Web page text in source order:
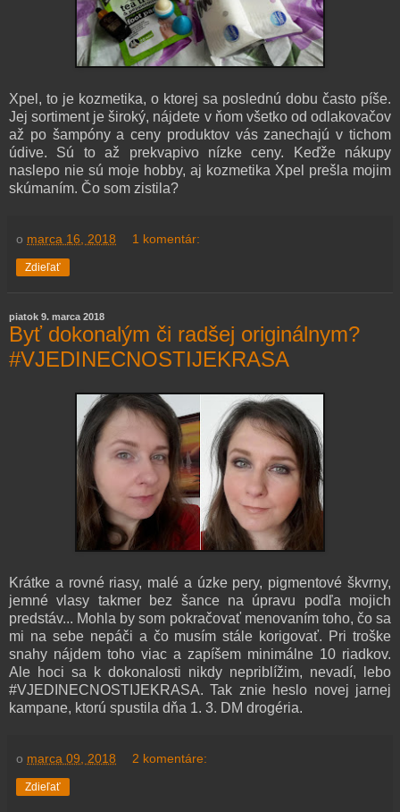
Xpel, to je kozmetika, o ktorej sa poslednú dobu často píše.
Jej sortiment je široký, nájdete v ňom všetko od odlakovačov
až po šampóny a ceny produktov vás zanechajú v tichom
údive. Sú to až prekvapivo nízke ceny. Keďže nákupy
naslepo nie sú moje hobby, aj kozmetika Xpel prešla mojim
skúmaním. Čo som zistila?
o marca 16, 2018 1 komentár:
Zdieľať
piatok 9. marca 2018
Byť dokonalým či radšej originálnym?
#VJEDINECNOSTIJEKRASA
Krátke a rovné riasy, malé a úzke pery, pigmentové škvrny,
jemné vlasy takmer bez šance na úpravu podľa mojich
predstáv... Mohla by som pokračovať menovaním toho, čo sa
mi na sebe nepáči a čo musím stále korigovať. Pri troške
snahy nájdem toho viac a zapíšem minimálne 10 riadkov.
Ale hoci sa k dokonalosti nikdy nepriblížim, nevadí, lebo
#VJEDINECNOSTIJEKRASA. Tak znie heslo novej jarnej
kampane, ktorú spustila dňa 1. 3. DM drogéria.
o marca 09, 2018 2 komentáre:
Zdieľať